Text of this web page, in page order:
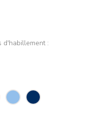
d'habillement :